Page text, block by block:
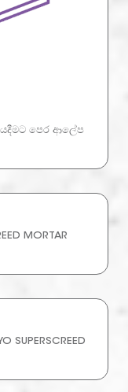
පෙර ආලේප
MORTAR